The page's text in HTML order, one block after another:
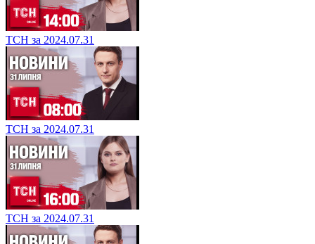
ТСН за 2024.07.31
ТСН за 2024.07.31
ТСН за 2024.07.31